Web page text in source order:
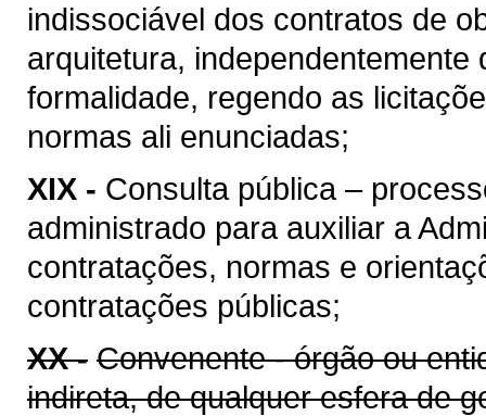
indissociável dos contratos de
arquitetura,
formalidade, regendo as
normas ali enunciadas;
XIX - Consulta pública –
administrado para auxiliar a
contratações, normas e
contratações públicas;
XX - Convenente - órgão ou
indireta, de qualquer esfera de